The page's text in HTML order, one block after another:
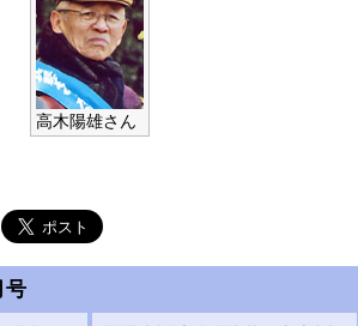
高木陽雄さん
号